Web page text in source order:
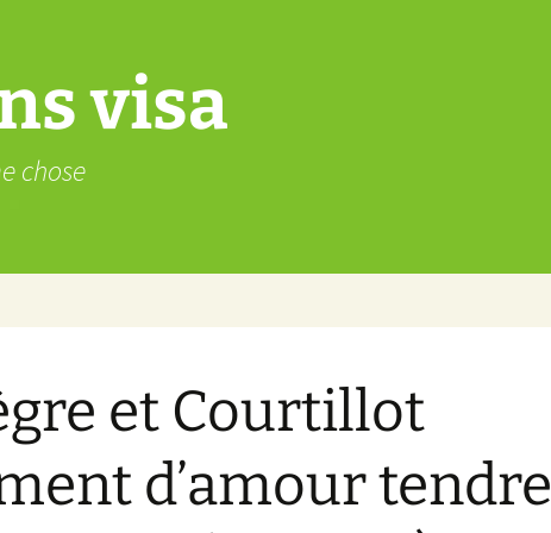
visa
chose
et Courtillot
d’amour tendre